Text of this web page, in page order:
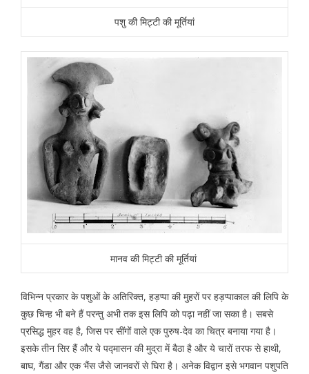
पशु की मिट्टी की मूर्तियां
मानव की मिट्टी की मूर्तियां
विभिन्न प्रकार के पशुओं के अतिरिक्त, हड़प्पा की मुहरों पर हड़प्पाकाल की लिपि के
कुछ चिन्ह भी बने हैं परन्तु अभी तक इस लिपि को पढ़ा नहीं जा सका है। सबसे
प्रसिद्ध मुहर वह है, जिस पर सींगों वाले एक पुरुष-देव का चित्र बनाया गया है।
इसके तीन सिर हैं और ये पद्मासन की मुद्रा में बैठा है और ये चारों तरफ से हाथी,
बाघ, गैंडा और एक भैंस जैसे जानवरों से घिरा है। अनेक विद्वान इसे भगवान पशुपति